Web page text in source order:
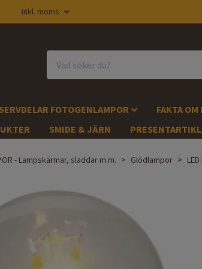
Inkl. moms
FOTOGENLAMPOR FAKTA
SMIDE & JÄRN
- Lampskärmar, sladdar m.m. Glödlampor